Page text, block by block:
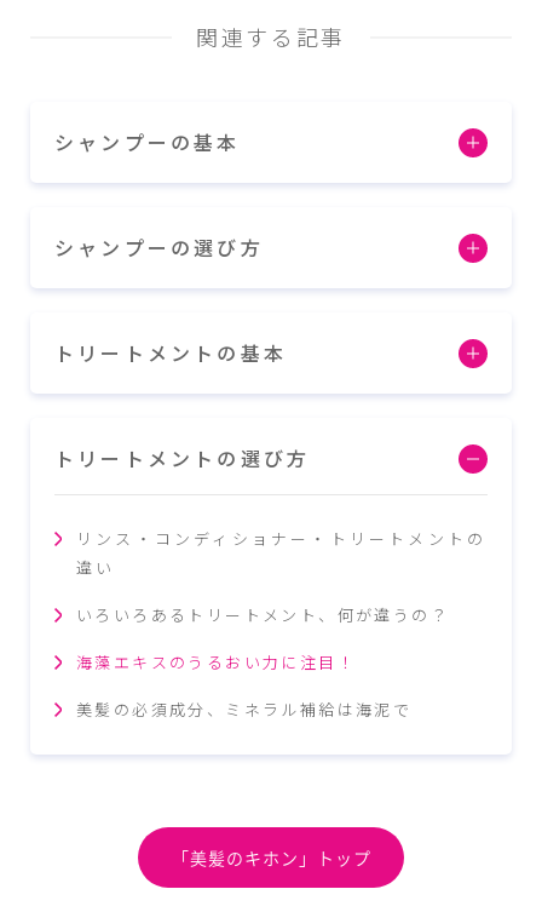
関連する記事
シャンプーの基本
シャンプーの選び方
トリートメントの基本
トリートメントの選び方
リンス・コンディショナー・トリートメントの
違い
いろいろあるトリートメント、何が違うの？
海藻エキスのうるおい力に注目！
美髪の必須成分、ミネラル補給は海泥で
「美髪のキホン」トップ